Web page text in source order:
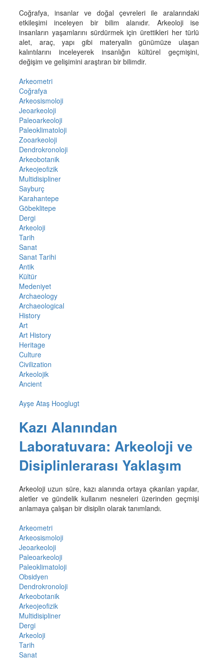
Coğrafya, insanlar ve doğal çevreleri ile aralarındaki
etkileşimi inceleyen bir bilim alanıdır. Arkeoloji ise
insanların yaşamlarını sürdürmek için ürettikleri her türlü
alet, araç, yapı gibi materyalin günümüze ulaşan
kalıntılarını inceleyerek insanlığın kültürel geçmişini,
değişim ve gelişimini araştıran bir bilimdir.
Arkeometri
Coğrafya
Arkeosismoloji
Jeoarkeoloji
Paleoarkeoloji
Paleoklimatoloji
Zooarkeoloji
Dendrokronoloji
Arkeobotanik
Arkeojeofizik
Multidisipliner
Sayburç
Karahantepe
Göbeklitepe
Dergi
Arkeoloji
Tarih
Sanat
Sanat Tarihi
Antik
Kültür
Medeniyet
Archaeology
Archaeological
History
Art
Art History
Heritage
Culture
Civilization
Arkeolojik
Ancient
Ayşe Ataş Hooglugt
Kazı Alanından
Laboratuvara: Arkeoloji ve
Disiplinlerarası Yaklaşım
Arkeoloji uzun süre, kazı alanında ortaya çıkarılan yapılar,
aletler ve gündelik kullanım nesneleri üzerinden geçmişi
anlamaya çalışan bir disiplin olarak tanımlandı.
Arkeometri
Arkeosismoloji
Jeoarkeoloji
Paleoarkeoloji
Paleoklimatoloji
Obsidyen
Dendrokronoloji
Arkeobotanik
Arkeojeofizik
Multidisipliner
Dergi
Arkeoloji
Tarih
Sanat